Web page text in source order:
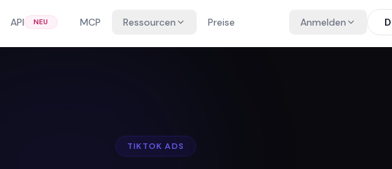
API NEU MCP Ressourcen Preise Anmelden
TIKTOK ADS